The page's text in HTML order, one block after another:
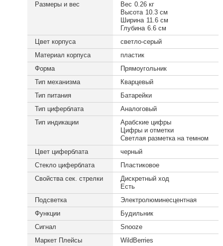
Размеры и вес
Вес 0.26 кг
Высота 10.3 см
Ширина 11.6 см
Глубина 6.6 см
Цвет корпуса
светло-серый
Материал корпуса
пластик
Форма
Прямоугольник
Тип механизма
Кварцевый
Тип питания
Батарейки
Тип циферблата
Аналоговый
Тип индикации
Арабские цифры
Цифры и отметки
Светлая разметка на темном
Цвет циферблата
черный
Стекло циферблата
Пластиковое
Свойства сек. стрелки
Дискретный ход
Есть
Подсветка
Электролюминесцентная
Функции
Будильник
Сигнал
Snooze
Маркет Плейсы
WildBerries